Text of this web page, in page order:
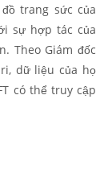
trang sức của
sự hợp tác của
Theo Giám đốc
dữ liệu của họ
có thể truy cập